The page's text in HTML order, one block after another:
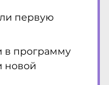
первую
в программу
новой